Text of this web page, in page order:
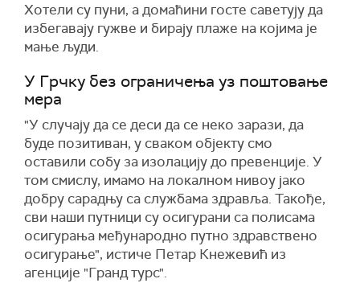
Хотели су пуни, а домаћини госте саветују да
избегавају гужве и бирају плаже на којима је
мање људи.
У Грчку без ограничења уз поштовање
мера
"У случају да се деси да се неко зарази, да
буде позитиван, у сваком објекту смо
оставили собу за изолацију до превенције. У
том смислу, имамо на локалном нивоу јако
добру сарадњу са службама здравља. Такође,
сви наши путници су осигурани са полисама
осигурања међународно путно здравствено
осигурање", истиче Петар Кнежевић из
агенције "Гранд турс".